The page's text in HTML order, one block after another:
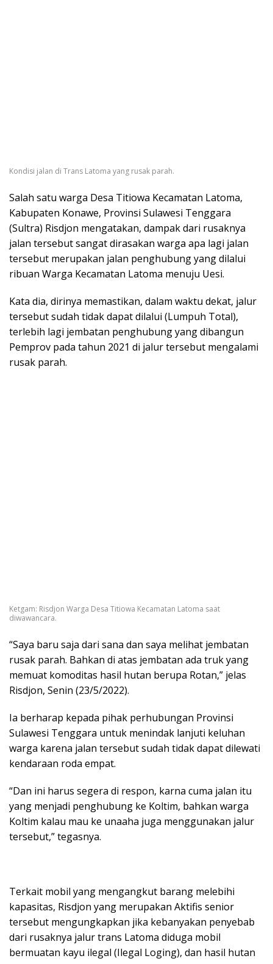
Kondisi jalan di Trans Latoma yang rusak parah.
Salah satu warga Desa Titiowa Kecamatan Latoma,
Kabupaten Konawe, Provinsi Sulawesi Tenggara
(Sultra) Risdjon mengatakan, dampak dari rusaknya
jalan tersebut sangat dirasakan warga apa lagi jalan
tersebut merupakan jalan penghubung yang dilalui
ribuan Warga Kecamatan Latoma menuju Uesi.
Kata dia, dirinya memastikan, dalam waktu dekat, jalur
tersebut sudah tidak dapat dilalui (Lumpuh Total),
terlebih lagi jembatan penghubung yang dibangun
Pemprov pada tahun 2021 di jalur tersebut mengalami
rusak parah.
Ketgam: Risdjon Warga Desa Titiowa Kecamatan Latoma saat
diwawancara.
“Saya baru saja dari sana dan saya melihat jembatan
rusak parah. Bahkan di atas jembatan ada truk yang
memuat komoditas hasil hutan berupa Rotan,” jelas
Risdjon, Senin (23/5/2022).
Ia berharap kepada pihak perhubungan Provinsi
Sulawesi Tenggara untuk menindak lanjuti keluhan
warga karena jalan tersebut sudah tidak dapat dilewati
kendaraan roda empat.
“Dan ini harus segera di respon, karna cuma jalan itu
yang menjadi penghubung ke Koltim, bahkan warga
Koltim kalau mau ke unaaha juga menggunakan jalur
tersebut,” tegasnya.
Terkait mobil yang mengangkut barang melebihi
kapasitas, Risdjon yang merupakan Aktifis senior
tersebut mengungkapkan jika kebanyakan penyebab
dari rusaknya jalur trans Latoma diduga mobil
bermuatan kayu ilegal (Ilegal Loging), dan hasil hutan